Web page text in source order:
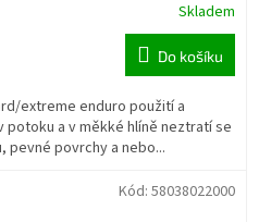
Skladem
Do košíku
extreme enduro použití a
potoku a v měkké hlíně neztratí se
pevné povrchy a nebo...
Kód: 58038022000